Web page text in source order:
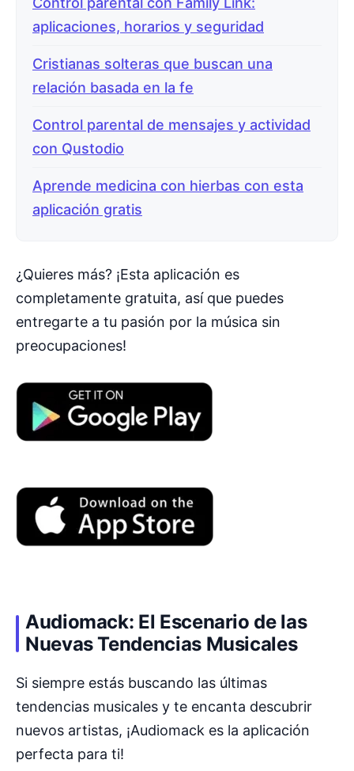
aplicaciones, horarios y seguridad
Cristianas solteras que buscan una
relación basada en la fe
Control parental de mensajes y actividad
con Qustodio
Aprende medicina con hierbas con esta
aplicación gratis
¿Quieres más? ¡Esta aplicación es
completamente gratuita, así que puedes
entregarte a tu pasión por la música sin
preocupaciones!
Audiomack: El Escenario de las
Nuevas Tendencias Musicales
Si siempre estás buscando las últimas
tendencias musicales y te encanta descubrir
nuevos artistas, ¡Audiomack es la aplicación
perfecta para ti!